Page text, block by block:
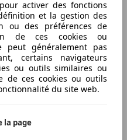
activer des fonctions
et la gestion des
ou des préférences de
de ces cookies ou
peut généralement pas
certains navigateurs
ou outils similaires ou
de ces cookies ou outils
du site web.
la page